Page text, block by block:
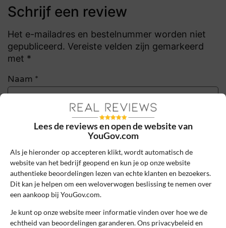
Schrijf een review
Het e-mailadres en bestelnummer worden niet
gepubliceerd. Vereiste velden zijn gemarkeerd
met *
Naam *
Bestelnummer
Review Titel *
Lees de reviews en open de website van
YouGov.com
Als je hieronder op accepteren klikt, wordt automatisch de
website van het bedrijf geopend en kun je op onze website
authentieke beoordelingen lezen van echte klanten en bezoekers.
Dit kan je helpen om een weloverwogen beslissing te nemen over
een aankoop bij YouGov.com.
Je kunt op onze website meer informatie vinden over hoe we de
echtheid van beoordelingen garanderen. Ons privacybeleid en